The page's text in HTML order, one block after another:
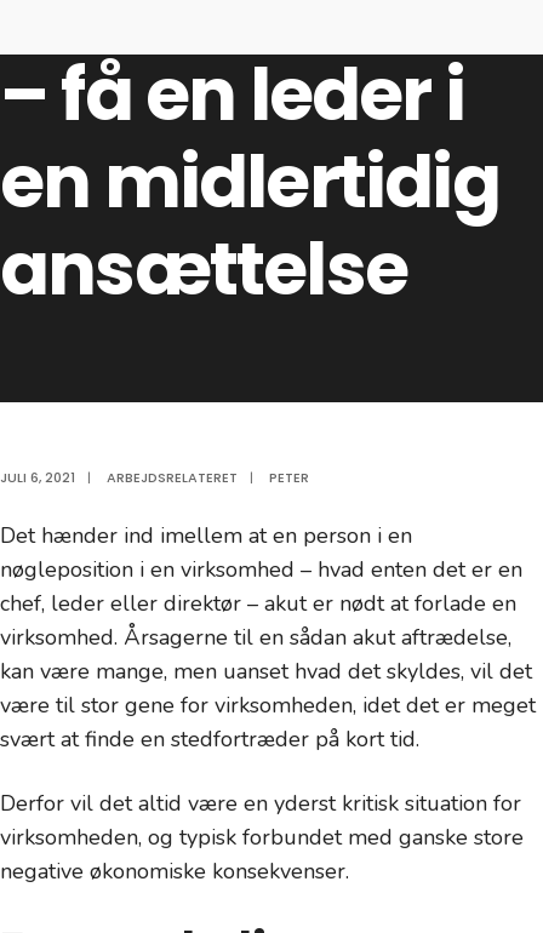
– få en leder i
en midlertidig
ansættelse
JULI 6, 2021 | ARBEJDSRELATERET | PETER
Det hænder ind imellem at en person i en
nøgleposition i en virksomhed – hvad enten det er en
chef, leder eller direktør – akut er nødt at forlade en
virksomhed. Årsagerne til en sådan akut aftrædelse,
kan være mange, men uanset hvad det skyldes, vil det
være til stor gene for virksomheden, idet det er meget
svært at finde en stedfortræder på kort tid.
Derfor vil det altid være en yderst kritisk situation for
virksomheden, og typisk forbundet med ganske store
negative økonomiske konsekvenser.